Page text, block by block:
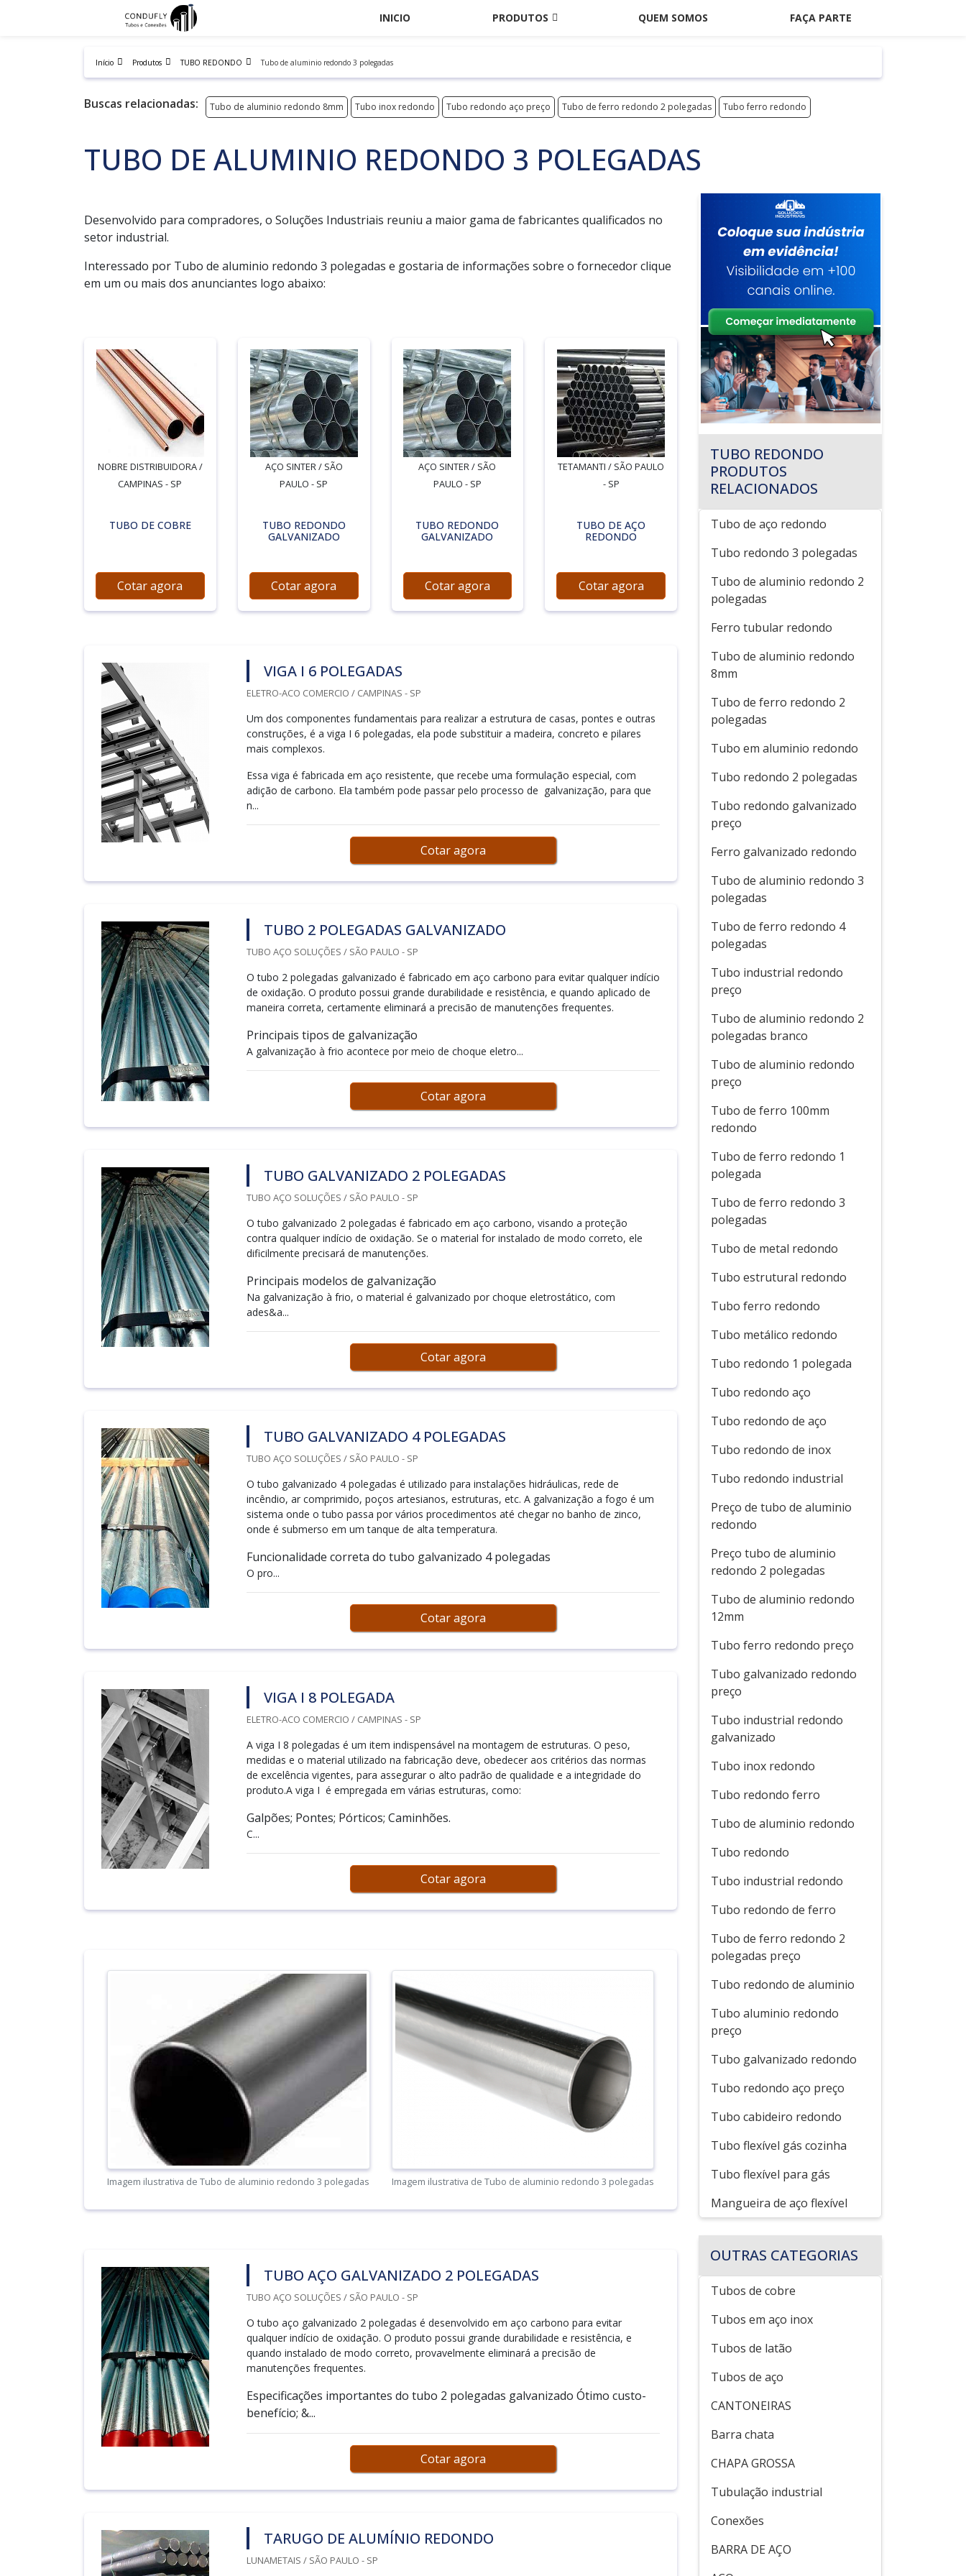
INICIO PRODUTOS QUEM SOMOS FAÇA PARTE
Início Produtos TUBO REDONDO Tubo de aluminio redondo 3 polegadas
Buscas relacionadas: Tubo de aluminio redondo 8mm Tubo inox redondo Tubo redondo aço preço Tubo de ferro redondo 2 polegadas Tubo ferro redondo
TUBO DE ALUMINIO REDONDO 3 POLEGADAS
Desenvolvido para compradores, o Soluções Industriais reuniu a maior gama de fabricantes qualificados no
setor industrial.
Interessado por Tubo de aluminio redondo 3 polegadas e gostaria de informações sobre o fornecedor clique
em um ou mais dos anunciantes logo abaixo:
NOBRE DISTRIBUIDORA /
CAMPINAS - SP
TUBO DE COBRE
Cotar agora
AÇO SINTER / SÃO
PAULO - SP
TUBO REDONDO
GALVANIZADO
Cotar agora
AÇO SINTER / SÃO
PAULO - SP
TUBO REDONDO
GALVANIZADO
Cotar agora
TETAMANTI / SÃO PAULO
- SP
TUBO DE AÇO
REDONDO
Cotar agora
VIGA I 6 POLEGADAS
ELETRO-ACO COMERCIO / CAMPINAS - SP
Um dos componentes fundamentais para realizar a estrutura de casas, pontes e outras
construções, é a viga I 6 polegadas, ela pode substituir a madeira, concreto e pilares
mais complexos.
Essa viga é fabricada em aço resistente, que recebe uma formulação especial, com
adição de carbono. Ela também pode passar pelo processo de galvanização, para que
n...
Cotar agora
TUBO 2 POLEGADAS GALVANIZADO
TUBO AÇO SOLUÇÕES / SÃO PAULO - SP
O tubo 2 polegadas galvanizado é fabricado em aço carbono para evitar qualquer indício
de oxidação. O produto possui grande durabilidade e resistência, e quando aplicado de
maneira correta, certamente eliminará a precisão de manutenções frequentes.
Principais tipos de galvanização
A galvanização à frio acontece por meio de choque eletro...
Cotar agora
TUBO GALVANIZADO 2 POLEGADAS
TUBO AÇO SOLUÇÕES / SÃO PAULO - SP
O tubo galvanizado 2 polegadas é fabricado em aço carbono, visando a proteção
contra qualquer indício de oxidação. Se o material for instalado de modo correto, ele
dificilmente precisará de manutenções.
Principais modelos de galvanização
Na galvanização à frio, o material é galvanizado por choque eletrostático, com
ades&a...
Cotar agora
TUBO GALVANIZADO 4 POLEGADAS
TUBO AÇO SOLUÇÕES / SÃO PAULO - SP
O tubo galvanizado 4 polegadas é utilizado para instalações hidráulicas, rede de
incêndio, ar comprimido, poços artesianos, estruturas, etc. A galvanização a fogo é um
sistema onde o tubo passa por vários procedimentos até chegar no banho de zinco,
onde é submerso em um tanque de alta temperatura.
Funcionalidade correta do tubo galvanizado 4 polegadas
O pro...
Cotar agora
VIGA I 8 POLEGADA
ELETRO-ACO COMERCIO / CAMPINAS - SP
A viga I 8 polegadas é um item indispensável na montagem de estruturas. O peso,
medidas e o material utilizado na fabricação deve, obedecer aos critérios das normas
de excelência vigentes, para assegurar o alto padrão de qualidade e a integridade do
produto.A viga I é empregada em várias estruturas, como:
Galpões; Pontes; Pórticos; Caminhões.
C...
Cotar agora
Imagem ilustrativa de Tubo de aluminio redondo 3 polegadas Imagem ilustrativa de Tubo de aluminio redondo 3 polegadas
TUBO AÇO GALVANIZADO 2 POLEGADAS
TUBO AÇO SOLUÇÕES / SÃO PAULO - SP
O tubo aço galvanizado 2 polegadas é desenvolvido em aço carbono para evitar
qualquer indício de oxidação. O produto possui grande durabilidade e resistência, e
quando instalado de modo correto, provavelmente eliminará a precisão de
manutenções frequentes.
Especificações importantes do tubo 2 polegadas galvanizado Ótimo custo-
benefício; &...
Cotar agora
TARUGO DE ALUMÍNIO REDONDO
LUNAMETAIS / SÃO PAULO - SP
TUBO REDONDO
PRODUTOS
RELACIONADOS
Tubo de aço redondo
Tubo redondo 3 polegadas
Tubo de aluminio redondo 2
polegadas
Ferro tubular redondo
Tubo de aluminio redondo
8mm
Tubo de ferro redondo 2
polegadas
Tubo em aluminio redondo
Tubo redondo 2 polegadas
Tubo redondo galvanizado
preço
Ferro galvanizado redondo
Tubo de aluminio redondo 3
polegadas
Tubo de ferro redondo 4
polegadas
Tubo industrial redondo
preço
Tubo de aluminio redondo 2
polegadas branco
Tubo de aluminio redondo
preço
Tubo de ferro 100mm
redondo
Tubo de ferro redondo 1
polegada
Tubo de ferro redondo 3
polegadas
Tubo de metal redondo
Tubo estrutural redondo
Tubo ferro redondo
Tubo metálico redondo
Tubo redondo 1 polegada
Tubo redondo aço
Tubo redondo de aço
Tubo redondo de inox
Tubo redondo industrial
Preço de tubo de aluminio
redondo
Preço tubo de aluminio
redondo 2 polegadas
Tubo de aluminio redondo
12mm
Tubo ferro redondo preço
Tubo galvanizado redondo
preço
Tubo industrial redondo
galvanizado
Tubo inox redondo
Tubo redondo ferro
Tubo de aluminio redondo
Tubo redondo
Tubo industrial redondo
Tubo redondo de ferro
Tubo de ferro redondo 2
polegadas preço
Tubo redondo de aluminio
Tubo aluminio redondo
preço
Tubo galvanizado redondo
Tubo redondo aço preço
Tubo cabideiro redondo
Tubo flexível gás cozinha
Tubo flexível para gás
Mangueira de aço flexível
OUTRAS CATEGORIAS
Tubos de cobre
Tubos em aço inox
Tubos de latão
Tubos de aço
CANTONEIRAS
Barra chata
CHAPA GROSSA
Tubulação industrial
Conexões
BARRA DE AÇO